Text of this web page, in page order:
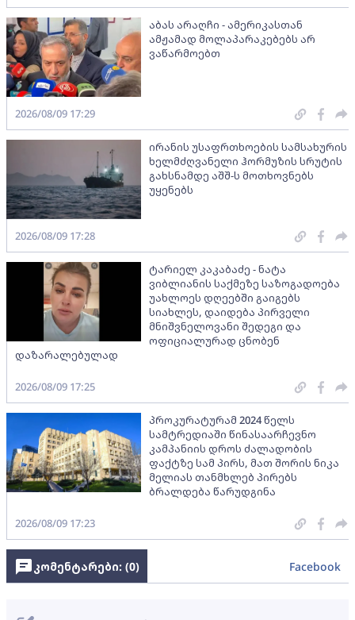
აბას არაღჩი - ამერიკასთან
ამჟამად მოლაპარაკებებს არ
ვაწარმოებთ
2026/08/09 17:29
ირანის უსაფრთხოების სამსახურის
ხელმძღვანელი ჰორმუზის სრუტის
გახსნამდე აშშ-ს მოთხოვნებს
უყენებს
2026/08/09 17:28
ტარიელ კაკაბაძე - ნატა
ვიბლიანის საქმეზე საზოგადოება
უახლოეს დღეებში გაიგებს
სიახლეს, დაიდება პირველი
მნიშვნელოვანი შედეგი და
ოფიციალურად ცნობენ
დაზარალებულად
2026/08/09 17:25
პროკურატურამ 2024 წელს
სამტრედიაში წინასაარჩევნო
კამპანიის დროს ძალადობის
ფაქტზე სამ პირს, მათ შორის ნიკა
მელიას თანმხლებ პირებს
ბრალდება წარუდგინა
2026/08/09 17:23
კომენტარები: (0) Facebook